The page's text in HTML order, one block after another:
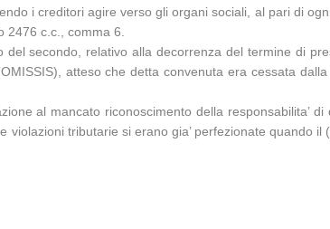
i creditori agire verso gli organi sociali, al pari di
c.c., comma 6.
secondo, relativo alla decorrenza del termine di
atteso che detta convenuta era cessata
al mancato riconoscimento della responsabilita’
tributarie si erano gia’ perfezionate quando